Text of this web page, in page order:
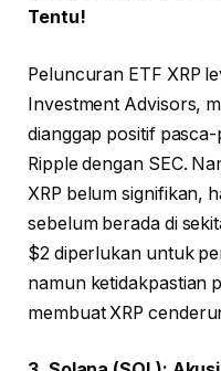
Tentu!
Peluncuran ETF XRP
Investment Advisors,
dianggap positif
Ripple dengan SEC.
XRP belum signifikan,
sebelum berada di
$2 diperlukan untuk
namun ketidakpastian
membuat XRP